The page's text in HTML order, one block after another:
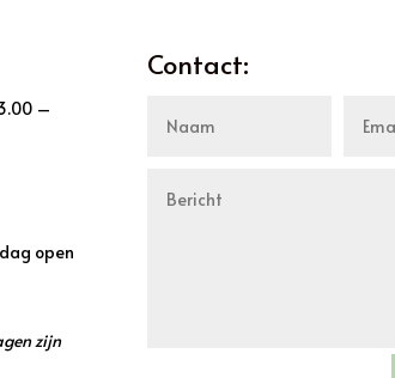
–
open
zijn
Contact: